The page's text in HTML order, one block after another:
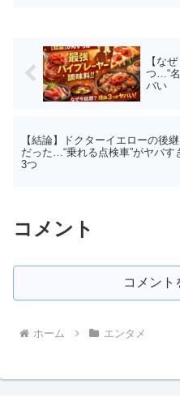
【な
つ…“
バい
【結論】ドクターイエローの後
だった…“乗れる点検車”がヤバす
3つ
コメント
コメント
ホーム エンタメ